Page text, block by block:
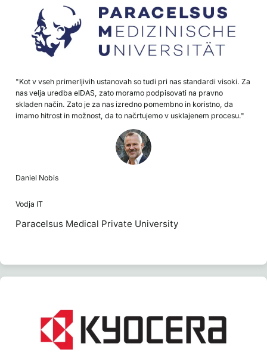
"Kot v vseh primerljivih ustanovah so tudi pri nas standardi visoki. Za
nas velja uredba eIDAS, zato moramo podpisovati na pravno
skladen način. Zato je za nas izredno pomembno in koristno, da
imamo hitrost in možnost, da to načrtujemo v usklajenem procesu."
Daniel Nobis
Vodja IT
Paracelsus Medical Private University